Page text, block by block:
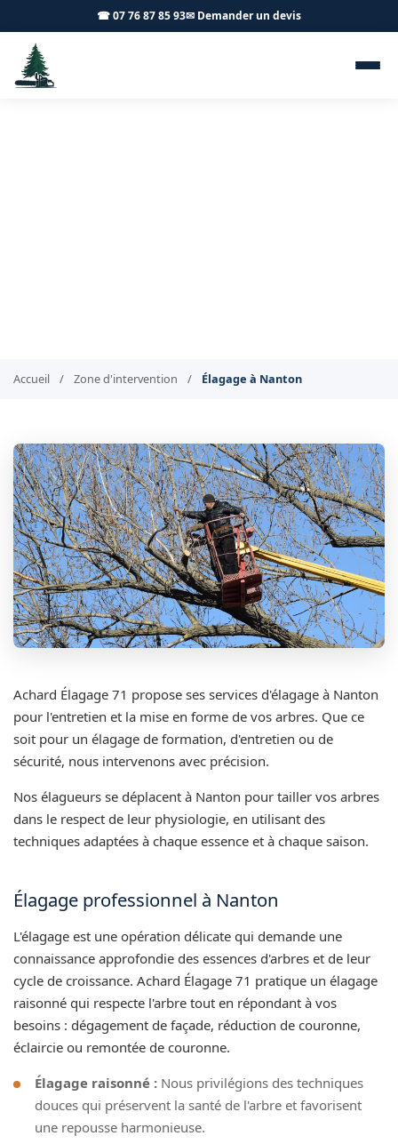
☎ 07 76 87 85 93✉ Demander un devis
Accueil / Zone d'intervention / Élagage à Nanton
Achard Élagage 71 propose ses services d'élagage à Nanton
pour l'entretien et la mise en forme de vos arbres. Que ce
soit pour un élagage de formation, d'entretien ou de
sécurité, nous intervenons avec précision.
Nos élagueurs se déplacent à Nanton pour tailler vos arbres
dans le respect de leur physiologie, en utilisant des
techniques adaptées à chaque essence et à chaque saison.
Élagage professionnel à Nanton
L'élagage est une opération délicate qui demande une
connaissance approfondie des essences d'arbres et de leur
cycle de croissance. Achard Élagage 71 pratique un élagage
raisonné qui respecte l'arbre tout en répondant à vos
besoins : dégagement de façade, réduction de couronne,
éclaircie ou remontée de couronne.
Élagage raisonné : Nous privilégions des techniques
douces qui préservent la santé de l'arbre et favorisent
une repousse harmonieuse.